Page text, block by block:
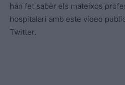
han fet saber els mateixos
hospitalari amb este vídeo
Twitter.